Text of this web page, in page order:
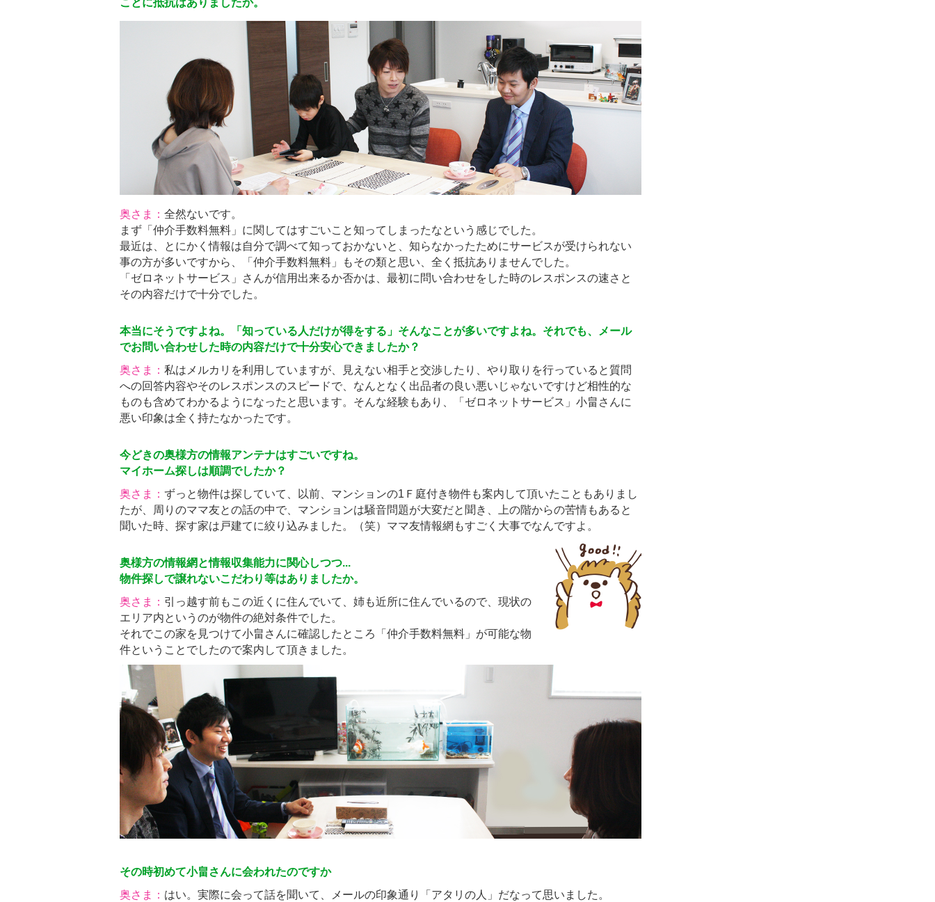
ことに抵抗はありましたか。
奥さま： 全然ないです。
まず「仲介手数料無料」に関してはすごいこと知ってしまったなという感じでした。
最近は、とにかく情報は自分で調べて知っておかないと、知らなかったためにサービスが受けられない
事の方が多いですから、「仲介手数料無料」もその類と思い、全く抵抗ありませんでした。
「ゼロネットサービス」さんが信用出来るか否かは、最初に問い合わせをした時のレスポンスの速さと
その内容だけで十分でした。
本当にそうですよね。「知っている人だけが得をする」そんなことが多いですよね。それでも、メール
でお問い合わせした時の内容だけで十分安心できましたか？
奥さま： 私はメルカリを利用していますが、見えない相手と交渉したり、やり取りを行っていると質問
への回答内容やそのレスポンスのスピードで、なんとなく出品者の良い悪いじゃないですけど相性的な
ものも含めてわかるようになったと思います。そんな経験もあり、「ゼロネットサービス」小畠さんに
悪い印象は全く持たなかったです。
今どきの奥様方の情報アンテナはすごいですね。
マイホーム探しは順調でしたか？
奥さま： ずっと物件は探していて、以前、マンションの1Ｆ庭付き物件も案内して頂いたこともありまし
たが、周りのママ友との話の中で、マンションは騒音問題が大変だと聞き、上の階からの苦情もあると
聞いた時、探す家は戸建てに絞り込みました。（笑）ママ友情報網もすごく大事でなんですよ。
奥様方の情報網と情報収集能力に関心しつつ...
物件探しで譲れないこだわり等はありましたか。
奥さま： 引っ越す前もこの近くに住んでいて、姉も近所に住んでいるので、現状の
エリア内というのが物件の絶対条件でした。
それでこの家を見つけて小畠さんに確認したところ「仲介手数料無料」が可能な物
件ということでしたので案内して頂きました。
その時初めて小畠さんに会われたのですか
奥さま： はい。実際に会って話を聞いて、メールの印象通り「アタリの人」だなって思いました。